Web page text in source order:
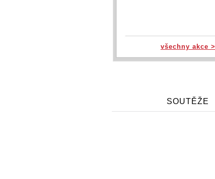
všechny akce >
SOUTĚŽE